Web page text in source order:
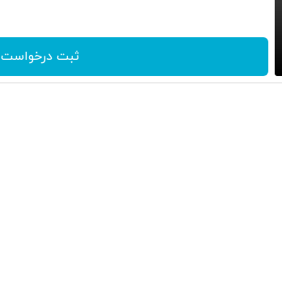
ثبت درخواست